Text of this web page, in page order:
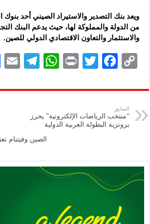
ويعد بنك التصدير والاستيراد الصيني أحد
من الدولة والمملوكة لها، حيث يدعم البنك
والاستثمار والتعاون الاقتصادي الدولي للصين.
C
p
y
Li
F
eb
k
T
tt
P
nt
W
at
A
p
Te
gr
السابق
“منتخب الرياضات الإلكترونية” يحرز
برونزية البطولة العربية الدولية
الصين وفيتنام